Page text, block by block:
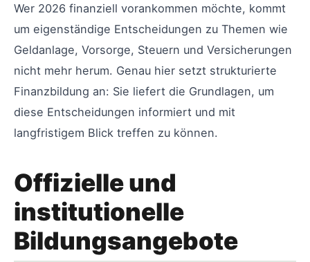
Wer 2026 finanziell vorankommen möchte, kommt
um eigenständige Entscheidungen zu Themen wie
Geldanlage, Vorsorge, Steuern und Versicherungen
nicht mehr herum. Genau hier setzt strukturierte
Finanzbildung an: Sie liefert die Grundlagen, um
diese Entscheidungen informiert und mit
langfristigem Blick treffen zu können.
Offizielle und
institutionelle
Bildungsangebote